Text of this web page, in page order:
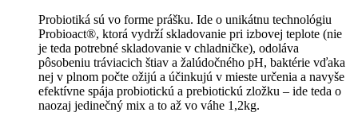
Probiotiká sú vo forme prášku. Ide o unikátnu technológiu
Probioact®, ktorá vydrží skladovanie pri izbovej teplote (nie
je teda potrebné skladovanie v chladničke), odoláva
pôsobeniu tráviacich štiav a žalúdočného pH, baktérie vďaka
nej v plnom počte ožijú a účinkujú v mieste určenia a navyše
efektívne spája probiotickú a prebiotickú zložku – ide teda o
naozaj jedinečný mix a to až vo váhe 1,2kg.